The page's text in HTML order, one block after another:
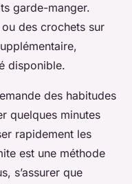
garde-manger.
des crochets sur
disponible.
des habitudes
quelques minutes
rapidement les
est une méthode
s’assurer que